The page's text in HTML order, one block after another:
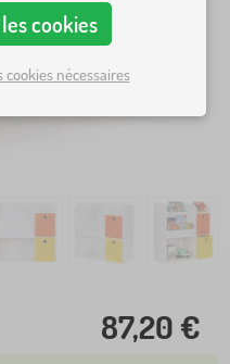
87,20 €
cookies
nécessaires